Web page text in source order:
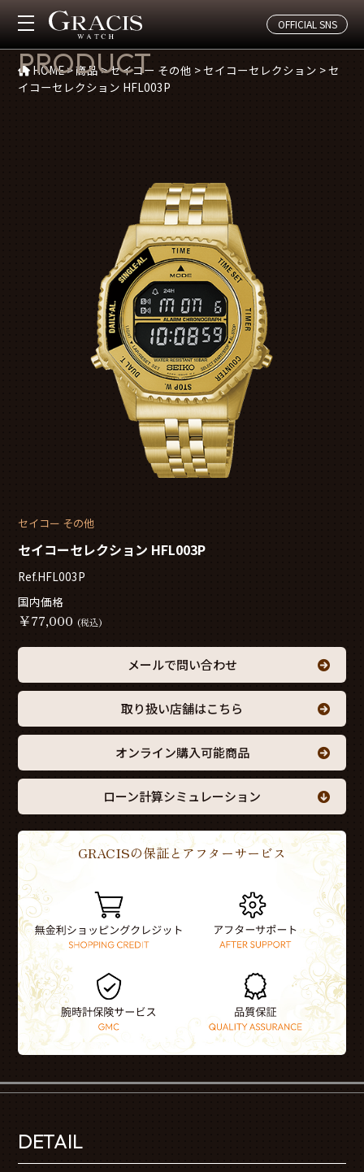
OFFICIAL SNS
商品紹介
PRODUCT
HOME>商品>セイコー その他 >セイコーセレクション >セ
イコーセレクション HFL003P
セイコー その他
セイコーセレクション HFL003P
Ref.HFL003P
国内価格
￥77,000 (税込)
メールで問い合わせ
取り扱い店舗はこちら
オンライン購入可能商品
ローン計算シミュレーション
GRACISの保証とアフターサービス
DETAIL